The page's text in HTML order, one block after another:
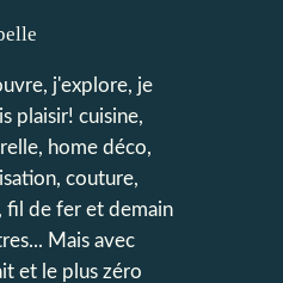
j'explore, je
plaisir! cuisine,
home déco,
couture,
de fer et demain
Mais avec
et le plus zéro